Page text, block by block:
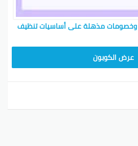
مذهلة على أساسيات تنظيف
عرض الكوبون